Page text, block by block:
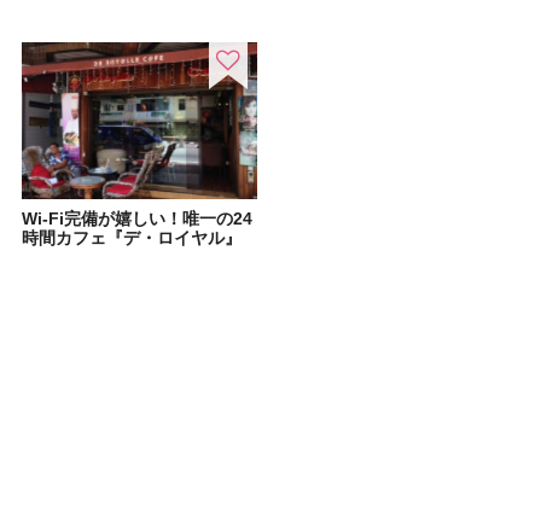
Wi-Fi完備が嬉しい！唯一の24
時間カフェ『デ・ロイヤル』